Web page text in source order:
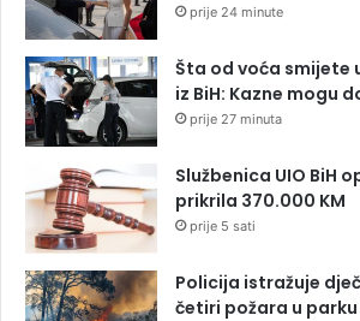
prije 24 minute
Šta od voća smijete
iz BiH: Kazne mogu
prije 27 minuta
Službenica UIO BiH
prikrila 370.000 KM
prije 5 sati
Policija istražuje
četiri požara u parku